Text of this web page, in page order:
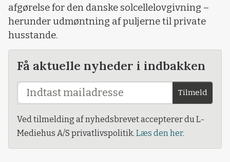
afgørelse for den danske solcellelovgivning –
herunder udmøntning af puljerne til private
husstande.
Få aktuelle nyheder i indbakken
Tilmeld
Ved tilmelding af nyhedsbrevet accepterer du L-
Mediehus A/S privatlivspolitik. Læs den her.